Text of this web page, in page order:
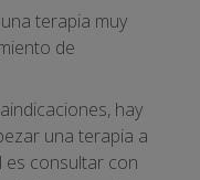
terapia muy
de
hay
una terapia a
es consultar con